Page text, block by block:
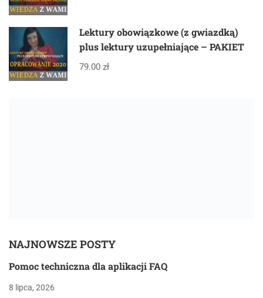
Lektury obowiązkowe (z gwiazdką)
plus lektury uzupełniające – PAKIET
79.00 zł
NAJNOWSZE POSTY
Pomoc techniczna dla aplikacji FAQ
8 lipca, 2026